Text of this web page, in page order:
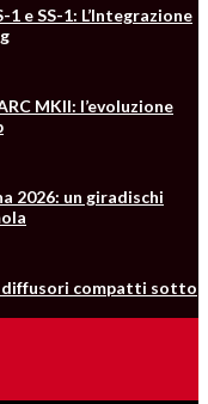
e SS-1: L’Integrazione
MKII: l’evoluzione
2026: un giradischi
diffusori compatti sotto